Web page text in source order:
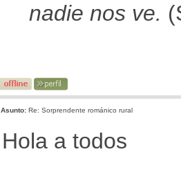
nadie nos ve.
Asunto: Re: Sorprendente románico rural
Hola a todos